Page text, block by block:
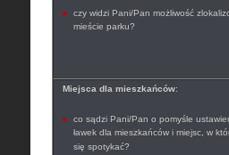
czy widzi Pani/Pan możliwość
mieście parku?
Miejsca dla mieszkańców:
co sądzi Pani/Pan o pomyśle
ławek dla mieszkańców i miejsc, w
się spotykać?